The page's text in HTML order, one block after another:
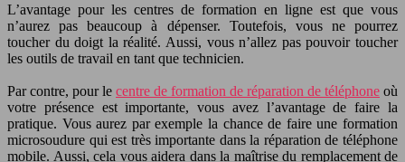
L’avantage pour les centres de formation en ligne est que vous
n’aurez pas beaucoup à dépenser. Toutefois, vous ne pourrez
toucher du doigt la réalité. Aussi, vous n’allez pas pouvoir toucher
les outils de travail en tant que technicien.
Par contre, pour le centre de formation de réparation de téléphone où
votre présence est importante, vous avez l’avantage de faire la
pratique. Vous aurez par exemple la chance de faire une formation
microsoudure qui est très importante dans la réparation de téléphone
mobile. Aussi, cela vous aidera dans la maîtrise du remplacement de